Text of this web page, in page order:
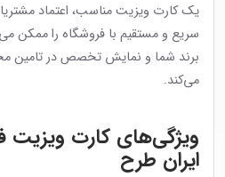
یک کارت ویزیت مناسب، اعتماد
سریع و مستقیم با فروشگاه را ممکن
برند شما و نمایش تخصص در تامین
می‌کند.
ویژگی‌های کارت ویزیت
ایران طرح